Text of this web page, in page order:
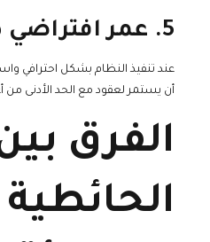
5. عمر افتراضي طويل
عند تنفيذ النظام بشكل احترافي
أن يستمر لعقود مع الحد الأدنى من
الفرق
الحائطية